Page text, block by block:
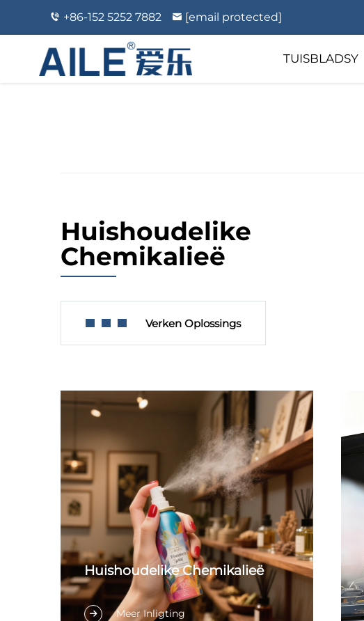
+86-152 5252 7882 [email protected]
TUISBLADSY
Huishoudelike
Chemikalieë
Verken Oplossings
Huishoudelike Chemikalieë
Meer Inligting